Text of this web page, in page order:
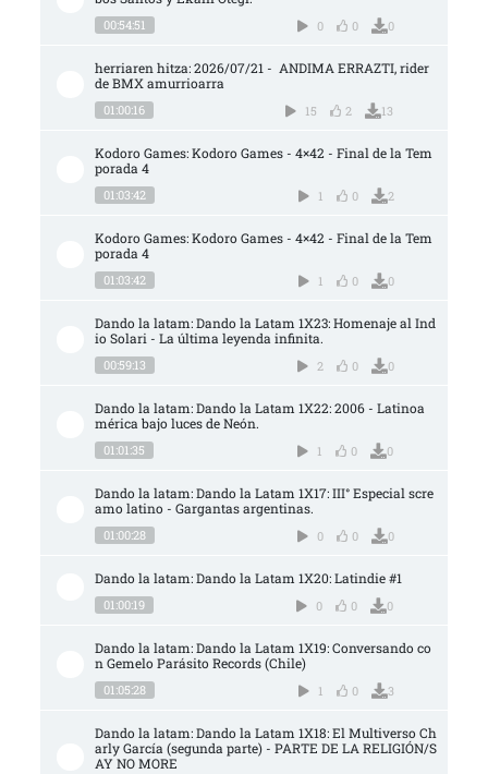
00:54:51 0 0 0
herriaren hitza: 2026/07/21 -  ANDIMA ERRAZTI, rider
de BMX amurrioarra
01:00:16 15 2 13
Kodoro Games: Kodoro Games - 4×42 - Final de la Tem
porada 4
01:03:42 1 0 2
Kodoro Games: Kodoro Games - 4×42 - Final de la Tem
porada 4
01:03:42 1 0 0
Dando la latam: Dando la Latam 1X23: Homenaje al Ind
io Solari - La última leyenda infinita.
00:59:13 2 0 0
Dando la latam: Dando la Latam 1X22: 2006 - Latinoa
mérica bajo luces de Neón.
01:01:35 1 0 0
Dando la latam: Dando la Latam 1X17: III° Especial scre
amo latino - Gargantas argentinas.
01:00:28 0 0 0
Dando la latam: Dando la Latam 1X20: Latindie #1
01:00:19 0 0 0
Dando la latam: Dando la Latam 1X19: Conversando co
n Gemelo Parásito Records (Chile)
01:05:28 1 0 3
Dando la latam: Dando la Latam 1X18: El Multiverso Ch
arly García (segunda parte) - PARTE DE LA RELIGIÓN/S
AY NO MORE